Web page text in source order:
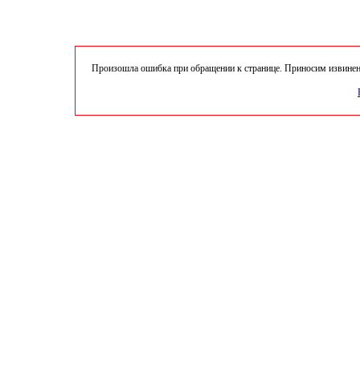
Произошла ошибка при обращении к странице. Приносим